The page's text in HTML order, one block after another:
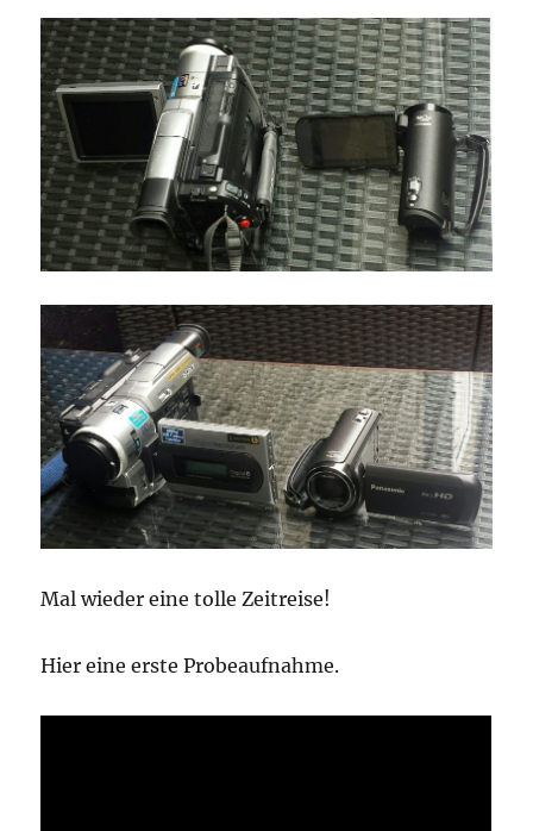
Mal wieder eine tolle Zeitreise!
Hier eine erste Probeaufnahme.